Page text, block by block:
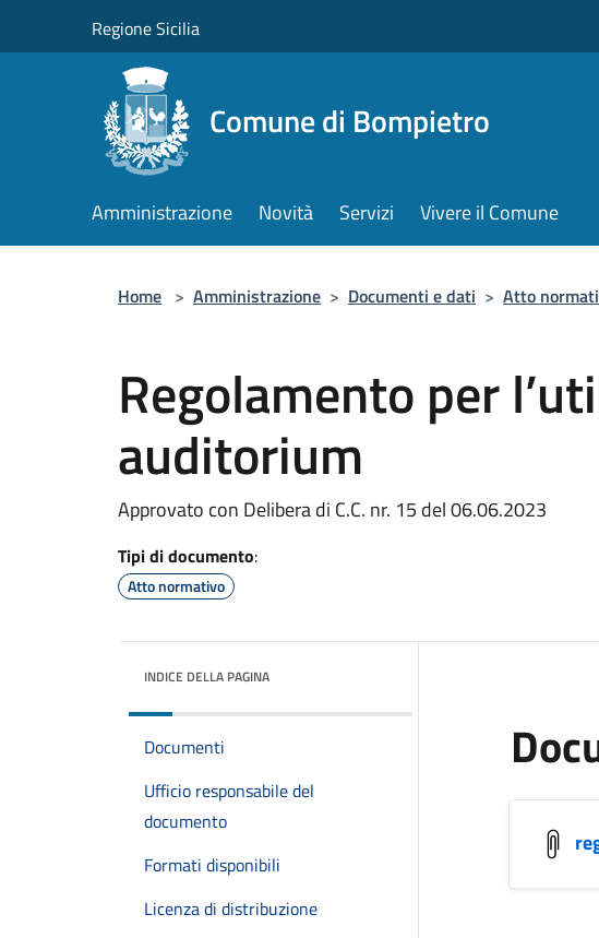
Regione Sicilia
Comune di Bompietro
Amministrazione Novità Servizi Vivere il Comune
Home > Amministrazione > Documenti e dati > Atto
Regolamento per
auditorium
Approvato con Delibera di C.C. nr. 15 del 06.06.2023
Tipi di documento:
Atto normativo
INDICE DELLA PAGINA
Documenti
Ufficio responsabile del
documento
Formati disponibili
Licenza di distribuzione